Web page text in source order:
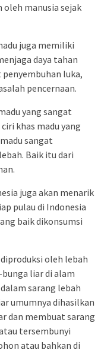
manusia sejak
juga memiliki
daya tahan
luka,
pencernaan.
yang sangat
khas madu yang
sangat
Baik itu dari
juga akan menarik
pulau di Indonesia
baik dikonsumsi
oleh lebah
liar di alam
sarang lebah
umumnya dihasilkan
dan membuat sarang
tersembunyi
atau bahkan di